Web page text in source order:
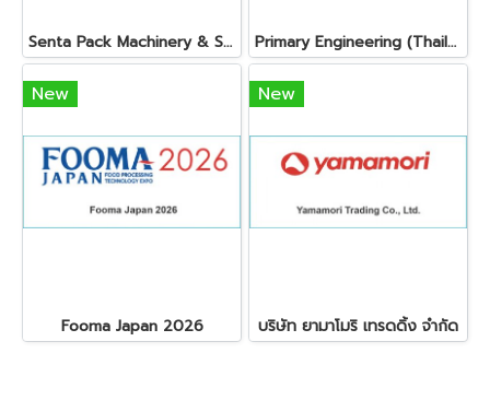
Senta Pack Machinery & Service Co., Ltd. Primary Engineering (Thailand) Ltd.
New
Fooma Japan 2026
New
บริษัท ยามาโมริ เทรดดิ้ง จำกัด